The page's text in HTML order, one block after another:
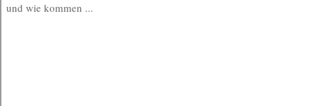
und wie kommen ...